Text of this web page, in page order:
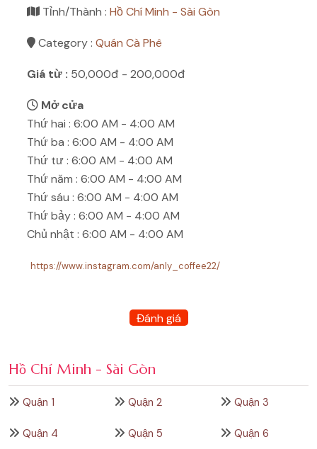
Tỉnh/Thành : Hồ Chí Minh - Sài Gòn
Category : Quán Cà Phê
Giá từ : 50,000đ - 200,000đ
Mở cửa
Thứ hai : 6:00 AM - 4:00 AM
Thứ ba : 6:00 AM - 4:00 AM
Thứ tư : 6:00 AM - 4:00 AM
Thứ năm : 6:00 AM - 4:00 AM
Thứ sáu : 6:00 AM - 4:00 AM
Thứ bảy : 6:00 AM - 4:00 AM
Chủ nhật : 6:00 AM - 4:00 AM
https://www.instagram.com/anly_coffee22/
Đánh giá
Hồ Chí Minh - Sài Gòn
Quận 1 Quận 2 Quận 3
Quận 4 Quận 5 Quận 6